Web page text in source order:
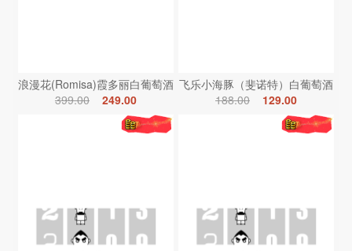
浪漫花(Romisa)霞多丽白葡萄酒
399.00
249.00
飞乐小海豚（斐诺特）白葡萄酒
188.00
129.00